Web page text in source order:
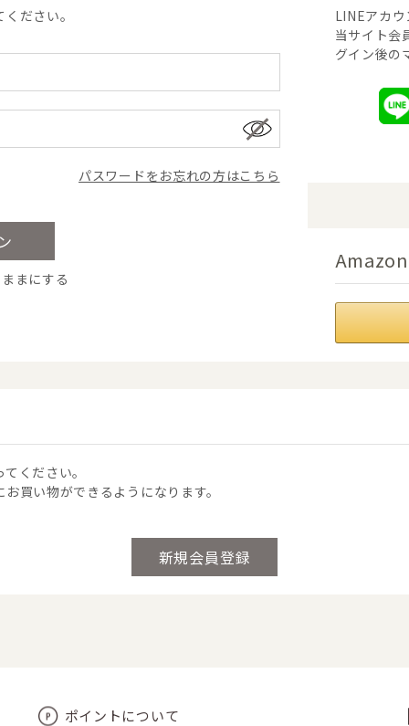
ださい。
まにする
パスワードをお忘れの方はこちら
LINEアカ
当サイト会
グイン後の
ください。
買い物ができるようになります。
ポイントについて